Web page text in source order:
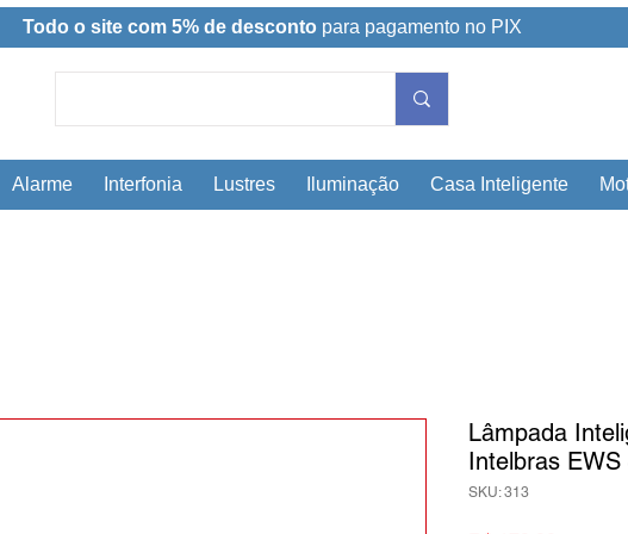
Todo o site com 5% de desconto para pagamento no PIX
Alarme Interfonia Lustres Iluminação Casa Inteligente
Lâmpada
Intelbras EWS
SKU: 313